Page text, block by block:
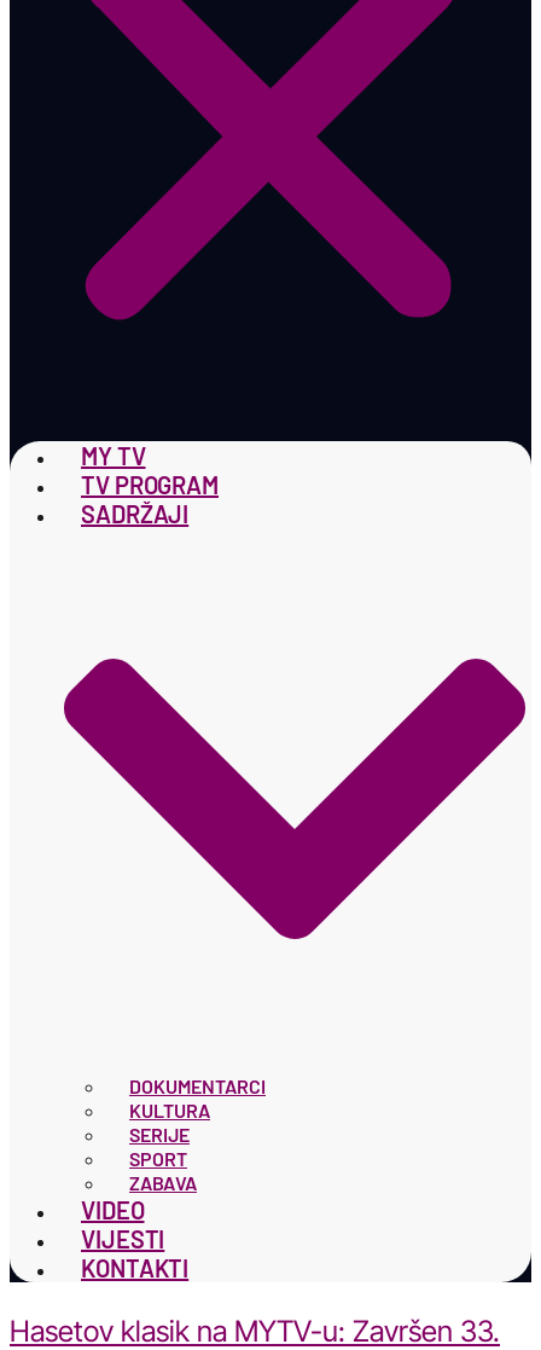
MY TV
TV PROGRAM
SADRŽAJI
DOKUMENTARCI
KULTURA
SERIJE
SPORT
ZABAVA
VIDEO
VIJESTI
KONTAKTI
Hasetov klasik na MYTV-u: Završen 33.